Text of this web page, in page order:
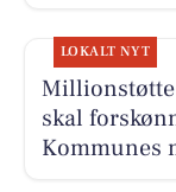
LOKALT NYT
skal
Kommunes